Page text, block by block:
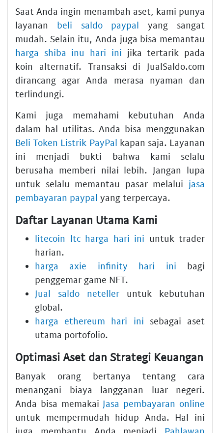
Saat Anda ingin menambah aset, kami punya
layanan beli saldo paypal yang sangat
mudah. Selain itu, Anda juga bisa memantau
harga shiba inu hari ini jika tertarik pada
koin alternatif. Transaksi di JualSaldo.com
dirancang agar Anda merasa nyaman dan
terlindungi.
Kami juga memahami kebutuhan Anda
dalam hal utilitas. Anda bisa menggunakan
Beli Token Listrik PayPal kapan saja. Layanan
ini menjadi bukti bahwa kami selalu
berusaha memberi nilai lebih. Jangan lupa
untuk selalu memantau pasar melalui jasa
pembayaran paypal yang terpercaya.
Daftar Layanan Utama Kami
litecoin ltc harga hari ini untuk trader
harian.
harga axie infinity hari ini bagi
penggemar game NFT.
Jual saldo neteller untuk kebutuhan
global.
harga ethereum hari ini sebagai aset
utama portofolio.
Optimasi Aset dan Strategi Keuangan
Banyak orang bertanya tentang cara
menangani biaya langganan luar negeri.
Anda bisa memakai Jasa pembayaran online
untuk mempermudah hidup Anda. Hal ini
juga membantu Anda menjadi Pahlawan